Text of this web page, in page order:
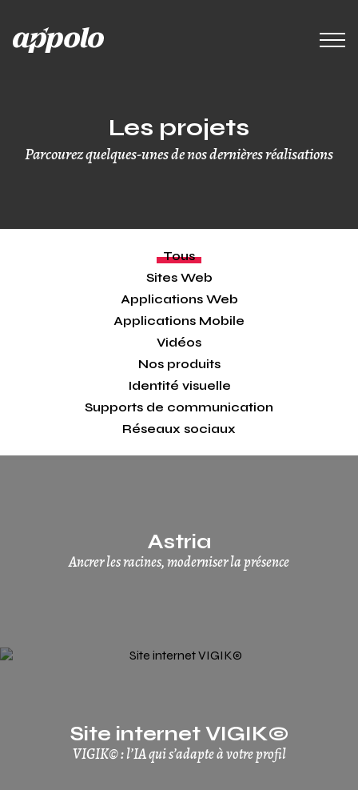
Les projets
Parcourez quelques-unes de nos dernières réalisations
Tous
Sites Web
Applications Web
Applications Mobile
Vidéos
Nos produits
Identité visuelle
Supports de communication
Réseaux sociaux
Astria
Ancrer les racines, moderniser la présence
Site internet VIGIK©
VIGIK© : l’IA qui s’adapte à votre profil